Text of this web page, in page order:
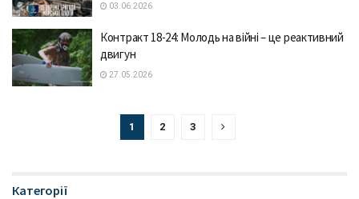
03.06.2026
Контракт 18-24: Молодь на війні – це реактивний
двигун
27.05.2026
1 2 3
Категорії